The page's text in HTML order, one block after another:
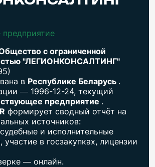
с ограниченной
"ЛЕГИОНКОНСАЛТИНГ"
в Республике Беларусь .
— 1996-12-24, текущий
предприятие .
формирует сводный отчёт на
источников:
и исполнительные
участие в госзакупках, лицензии
— онлайн.